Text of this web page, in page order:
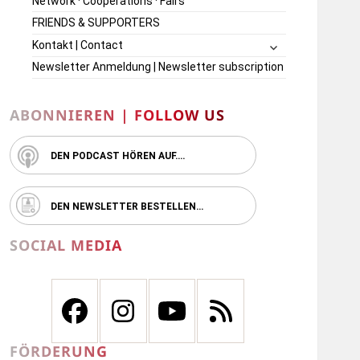
FRIENDS & SUPPORTERS
Kontakt | Contact
Newsletter Anmeldung | Newsletter subscription
ABONNIEREN | FOLLOW US
DEN PODCAST HÖREN AUF….
DEN NEWSLETTER BESTELLEN…
SOCIAL MEDIA
FÖRDERUNG